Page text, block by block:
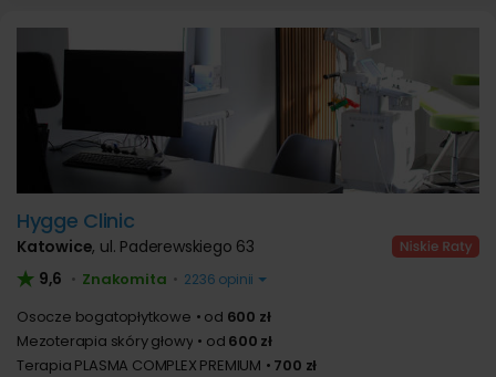
Hygge Clinic
Katowice, ul. Paderewskiego 63
9,6 • Znakomita • 2236 opinii
Osocze bogatopłytkowe od 600 zł
Mezoterapia skóry głowy
od 600 zł
Terapia PLASMA COMPLEX PREMIUM
700 zł